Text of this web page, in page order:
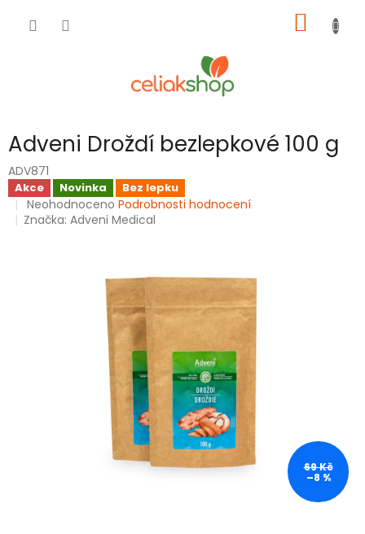
KOŠÍK
Adveni Droždí bezlepkové 100 g
ADV871
Akce Novinka Bez lepku
Průměrné
hodnocení
Neohodnoceno Podrobnosti hodnocení
Značka:Adveni Medical
69 Kč
–8 %